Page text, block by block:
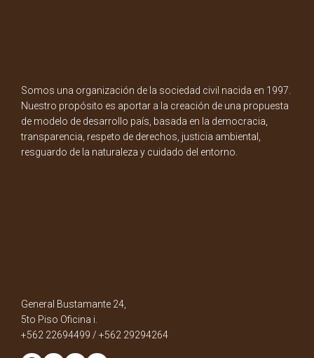
Somos una organización de la sociedad civil nacida en 1997.
Nuestro propósito es aportar a la creación de una propuesta
de modelo de desarrollo país, basada en la democracia,
transparencia, respeto de derechos, justicia ambiental,
resguardo de la naturaleza y cuidado del entorno.
General Bustamante 24,
5to Piso Oficina i.
+562 22694499 / +562 29294264